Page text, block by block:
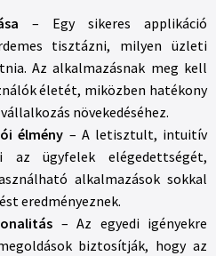
– Egy sikeres applikáció
tisztázni, milyen üzleti
Az alkalmazásnak meg kell
életét, miközben hatékony
növekedéséhez.
élmény – A letisztult, intuitív
az ügyfelek elégedettségét,
alkalmazások sokkal
eredményeznek.
– Az egyedi igényekre
biztosítják, hogy az